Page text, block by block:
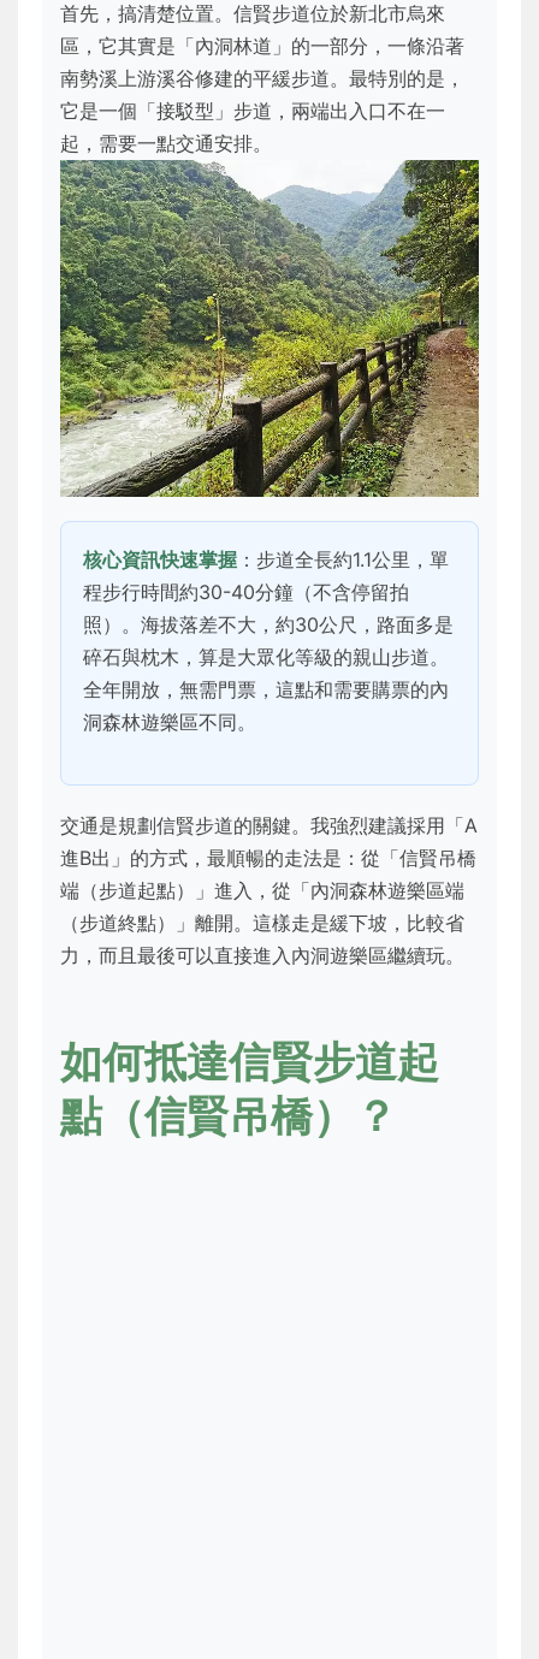
首先，搞清楚位置。信賢步道位於新北市烏來
區，它其實是「內洞林道」的一部分，一條沿著
南勢溪上游溪谷修建的平緩步道。最特別的是，
它是一個「接駁型」步道，兩端出入口不在一
起，需要一點交通安排。
核心資訊快速掌握 ：步道全長約1.1公里，單
程步行時間約30-40分鐘（不含停留拍
照）。海拔落差不大，約30公尺，路面多是
碎石與枕木，算是大眾化等級的親山步道。
全年開放，無需門票，這點和需要購票的內
洞森林遊樂區不同。
交通是規劃信賢步道的關鍵。我強烈建議採用「A
進B出」的方式，最順暢的走法是：從「信賢吊橋
端（步道起點）」進入，從「內洞森林遊樂區端
（步道終點）」離開。這樣走是緩下坡，比較省
力，而且最後可以直接進入內洞遊樂區繼續玩。
如何抵達信賢步道起
點（信賢吊橋）？